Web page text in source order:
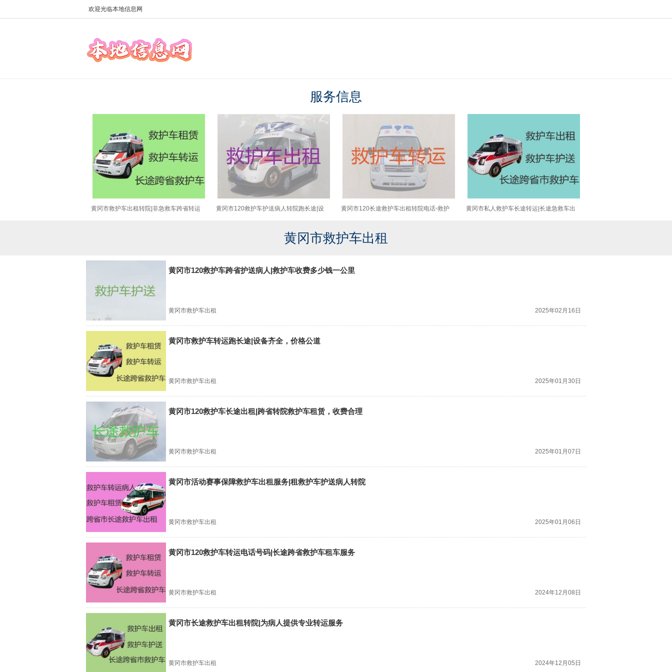
欢迎光临本地信息网
服务信息
黄冈市救护车出租转院|非急救车跨省转运
黄冈市120救护车护送病人转院跑长途|设
黄冈市120长途救护车出租转院电话-救护
黄冈市私人救护车长途转运|长途急救车出
黄冈市救护车出租
黄冈市120救护车跨省护送病人|救护车收费多少钱一公里
黄冈市救护车出租 2025年02月16日
黄冈市救护车转运跑长途|设备齐全，价格公道
黄冈市救护车出租 2025年01月30日
黄冈市120救护车长途出租|跨省转院救护车租赁，收费合理
黄冈市救护车出租 2025年01月07日
黄冈市活动赛事保障救护车出租服务|租救护车护送病人转院
黄冈市救护车出租 2025年01月06日
黄冈市120救护车转运电话号码|长途跨省救护车租车服务
黄冈市救护车出租 2024年12月08日
黄冈市长途救护车出租转院|为病人提供专业转运服务
黄冈市救护车出租 2024年12月05日